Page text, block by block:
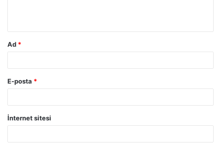
Ad *
E-posta *
İnternet sitesi